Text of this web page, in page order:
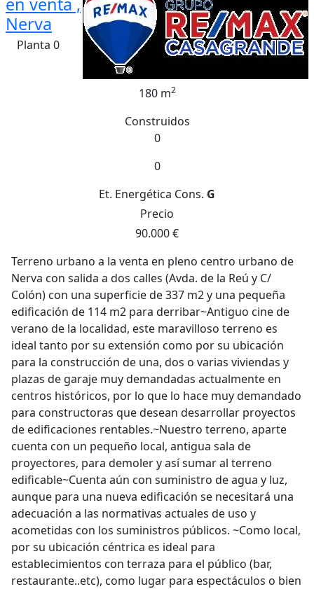
Nerva
Planta 0
180 m2
Construidos
0
0
Et. Energética Cons. G
Precio
90.000 €
Terreno urbano a la venta en pleno centro urbano de
Nerva con salida a dos calles (Avda. de la Reú y C/
Colón) con una superficie de 337 m2 y una pequeña
edificación de 114 m2 para derribar~Antiguo cine de
verano de la localidad, este maravilloso terreno es
ideal tanto por su extensión como por su ubicación
para la construcción de una, dos o varias viviendas y
plazas de garaje muy demandadas actualmente en
centros históricos, por lo que lo hace muy demandado
para constructoras que desean desarrollar proyectos
de edificaciones rentables.~Nuestro terreno, aparte
cuenta con un pequeño local, antigua sala de
proyectores, para demoler y así sumar al terreno
edificable~Cuenta aún con suministro de agua y luz,
aunque para una nueva edificación se necesitará una
adecuación a las normativas actuales de uso y
acometidas con los suministros públicos. ~Como local,
por su ubicación céntrica es ideal para
establecimientos con terraza para el público (bar,
restaurante..etc), como lugar para espectáculos o bien